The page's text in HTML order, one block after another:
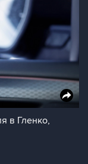
в Гленко,